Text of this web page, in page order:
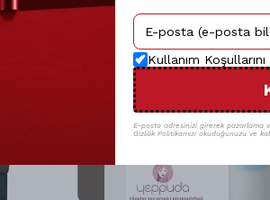
Kullanım
E-posta adresinizi girerek pazarlama
Gizlilik Politikamızı okuduğunuzu ve